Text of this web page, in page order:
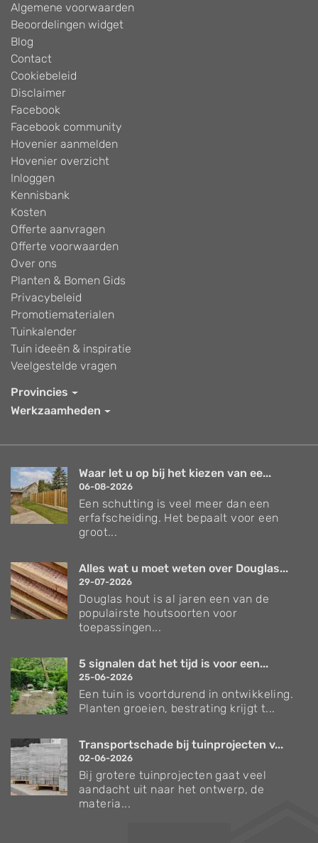
Algemene voorwaarden
Beoordelingen widget
Blog
Contact
Cookiebeleid
Disclaimer
Facebook
Facebook community
Hovenier aanmelden
Hovenier overzicht
Inloggen
Kennisbank
Kosten
Offerte aanvragen
Offerte voorwaarden
Over ons
Planten & Bomen Gids
Privacybeleid
Promotiematerialen
Tuinkalender
Tuin ideeën & inspiratie
Veelgestelde vragen
Provincies
Werkzaamheden
Waar let u op bij het kiezen van ee...
06-08-2026
Een schutting is veel meer dan een
erfafscheiding. Het bepaalt voor een
groot...
Alles wat u moet weten over Douglas...
29-07-2026
Douglas hout is al jaren een van de
populairste houtsoorten voor
toepassingen...
5 signalen dat het tijd is voor een...
25-06-2026
Een tuin is voortdurend in ontwikkeling.
Planten groeien, bestrating krijgt t...
Transportschade bij tuinprojecten v...
02-06-2026
Bij grotere tuinprojecten gaat veel
aandacht uit naar het ontwerp, de
materia...